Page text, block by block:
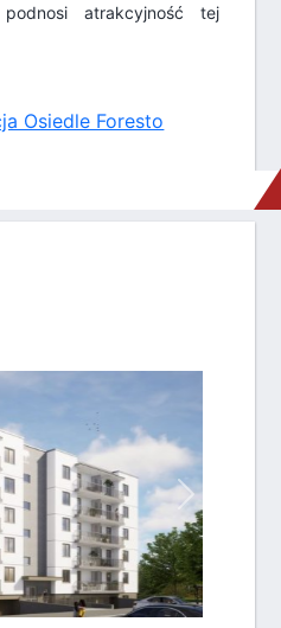
atrakcyjność tej
Osiedle Foresto
Następne